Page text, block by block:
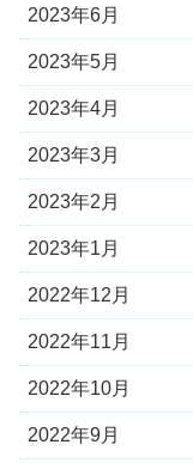
2023年6月
2023年5月
2023年4月
2023年3月
2023年2月
2023年1月
2022年12月
2022年11月
2022年10月
2022年9月